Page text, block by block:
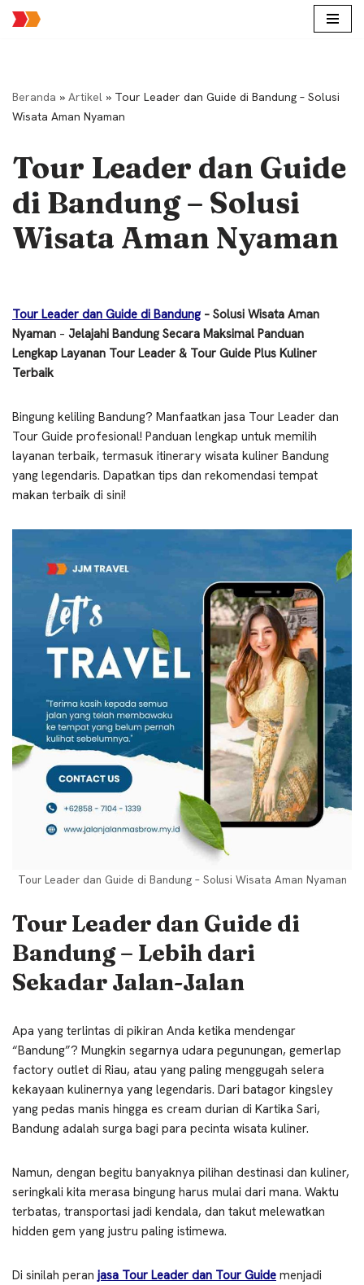
Beranda » Artikel » Tour Leader dan Guide di Bandung – Solusi
Wisata Aman Nyaman
Tour Leader dan Guide
di Bandung – Solusi
Wisata Aman Nyaman
Tour Leader dan Guide di Bandung – Solusi Wisata Aman
Nyaman – Jelajahi Bandung Secara Maksimal Panduan
Lengkap Layanan Tour Leader & Tour Guide Plus Kuliner
Terbaik
Bingung keliling Bandung? Manfaatkan jasa Tour Leader dan
Tour Guide profesional! Panduan lengkap untuk memilih
layanan terbaik, termasuk itinerary wisata kuliner Bandung
yang legendaris. Dapatkan tips dan rekomendasi tempat
makan terbaik di sini!
Tour Leader dan Guide di Bandung – Solusi Wisata Aman Nyaman
Tour Leader dan Guide di
Bandung – Lebih dari
Sekadar Jalan-Jalan
Apa yang terlintas di pikiran Anda ketika mendengar
“Bandung”? Mungkin segarnya udara pegunungan, gemerlap
factory outlet di Riau, atau yang paling menggugah selera
kekayaan kulinernya yang legendaris. Dari batagor kingsley
yang pedas manis hingga es cream durian di Kartika Sari,
Bandung adalah surga bagi para pecinta wisata kuliner.
Namun, dengan begitu banyaknya pilihan destinasi dan kuliner,
seringkali kita merasa bingung harus mulai dari mana. Waktu
terbatas, transportasi jadi kendala, dan takut melewatkan
hidden gem yang justru paling istimewa.
Di sinilah peran jasa Tour Leader dan Tour Guide menjadi